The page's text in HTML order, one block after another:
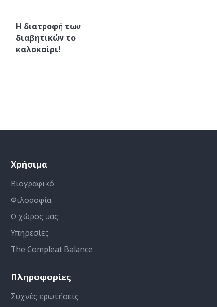
Η διατροφή των
διαβητικών το
καλοκαίρι!
Χρήσιμα
Βιογραφικό
Φιλοσοφία
Ο χώρος μας
Υπηρεσίες
The Compleat Balance
Πληροφορίες
Συχνές ερωτήσεις